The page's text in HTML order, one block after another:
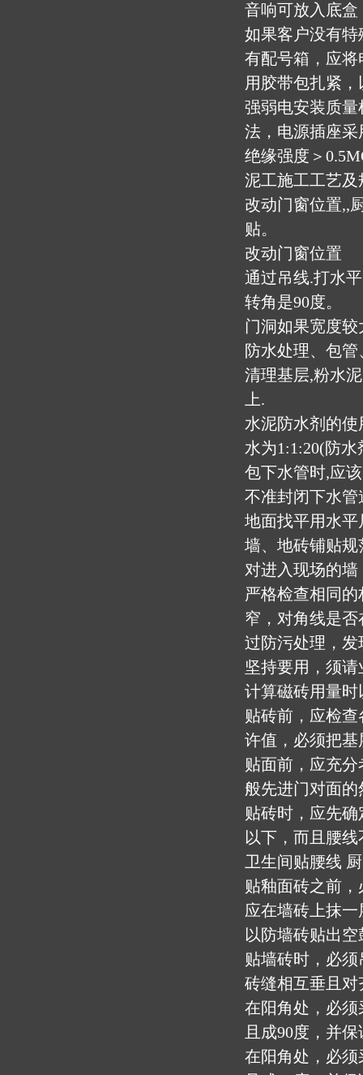
音响可放入底
如果客户没有
有配号箱，应
用胶带包扎紧
强弱电安装质
法，电源插座
绝缘强度＞
泥工施工工艺及
改动门窗位置,,
贴。
改动门窗位置
通过吊线.打水
转角是90度。
门洞如果宽度
防水处理、包
清理基层,粉水
上.
水泥防水剂的
水为1:1:20(防
包下水管时,应
不准封闭下水
地面找平用水
墙、地砖铺贴规
对进入现场的
严格检查相同
窄，对角线是
过防污处理，
坚持要用，须
计算磁砖用量
贴砖前，应检
许值，必须把
贴面前，应充
般先进门对面
贴砖时，应先
以下，而且腰
卫生间贴腰线
贴釉面砖之前
应在墙砖上抹
以防墙砖贴出
贴墙砖时，必
砖缝相互垂且对
在阳角处，必
且成90度，并
在阳角处，必